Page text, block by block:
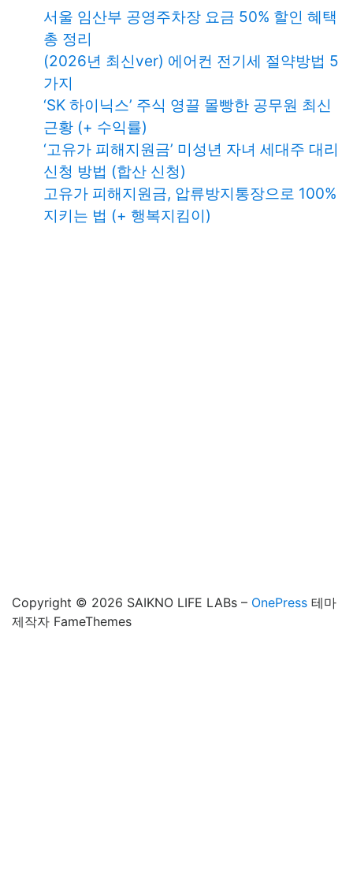
서울 임산부 공영주차장 요금 50% 할인 혜택
총 정리
(2026년 최신ver) 에어컨 전기세 절약방법 5
가지
‘SK 하이닉스’ 주식 영끌 몰빵한 공무원 최신
근황 (+ 수익률)
‘고유가 피해지원금’ 미성년 자녀 세대주 대리
신청 방법 (합산 신청)
고유가 피해지원금, 압류방지통장으로 100%
지키는 법 (+ 행복지킴이)
Copyright © 2026 SAIKNO LIFE LABs – OnePress 테마
제작자 FameThemes